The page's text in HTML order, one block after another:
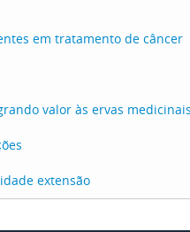
em tratamento de câncer
valor às ervas medicinais
extensão